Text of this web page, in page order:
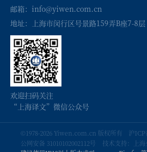
邮箱：info@yiwen.com.cn
地址：上海市闵行区号景路159弄B座7-8层
欢迎扫码关注
“上海译文”微信公众号
©1978-2026 Yiwen.com.cn 版权所有 沪ICP
公网安备 31010102002112号
技术支持：上海